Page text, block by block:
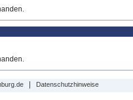
| Datenschutzhinweise